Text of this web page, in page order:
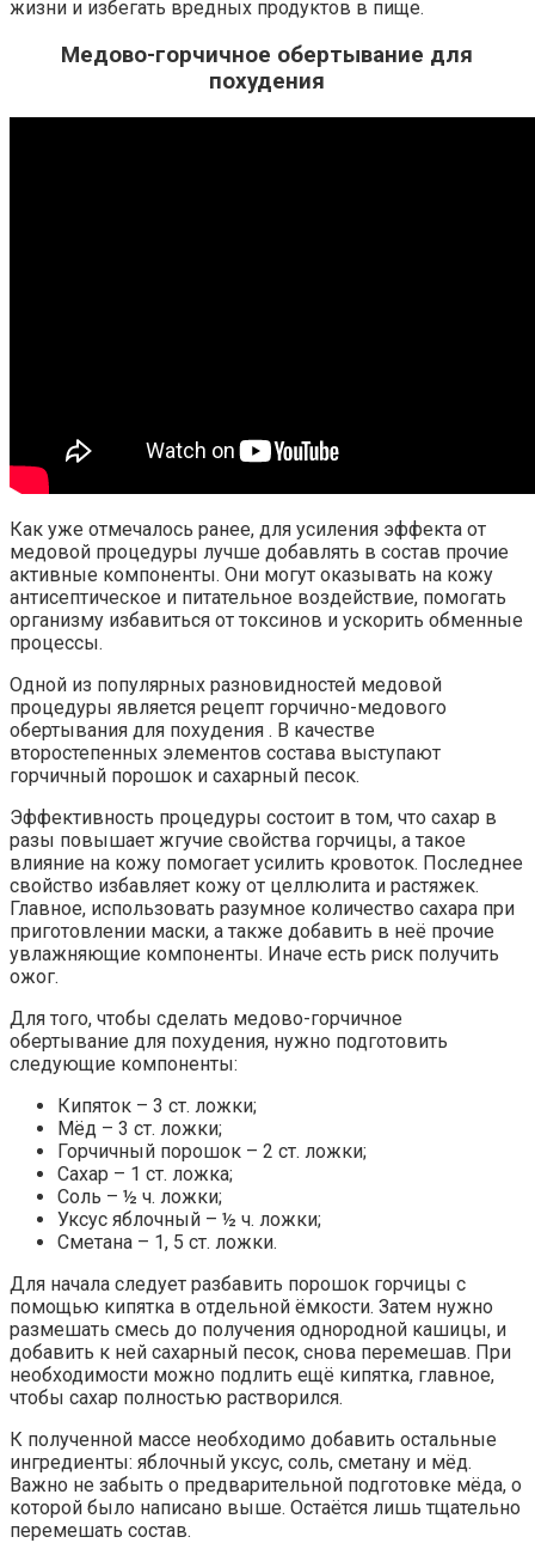
жизни и избегать вредных продуктов в пище.
Медово-горчичное обертывание для
похудения
Как уже отмечалось ранее, для усиления эффекта от
медовой процедуры лучше добавлять в состав прочие
активные компоненты. Они могут оказывать на кожу
антисептическое и питательное воздействие, помогать
организму избавиться от токсинов и ускорить обменные
процессы.
Одной из популярных разновидностей медовой
процедуры является рецепт горчично-медового
обертывания для похудения . В качестве
второстепенных элементов состава выступают
горчичный порошок и сахарный песок.
Эффективность процедуры состоит в том, что сахар в
разы повышает жгучие свойства горчицы, а такое
влияние на кожу помогает усилить кровоток. Последнее
свойство избавляет кожу от целлюлита и растяжек.
Главное, использовать разумное количество сахара при
приготовлении маски, а также добавить в неё прочие
увлажняющие компоненты. Иначе есть риск получить
ожог.
Для того, чтобы сделать медово-горчичное
обертывание для похудения, нужно подготовить
следующие компоненты:
Кипяток – 3 ст. ложки;
Мёд – 3 ст. ложки;
Горчичный порошок – 2 ст. ложки;
Сахар – 1 ст. ложка;
Соль – ½ ч. ложки;
Уксус яблочный – ½ ч. ложки;
Сметана – 1, 5 ст. ложки.
Для начала следует разбавить порошок горчицы с
помощью кипятка в отдельной ёмкости. Затем нужно
размешать смесь до получения однородной кашицы, и
добавить к ней сахарный песок, снова перемешав. При
необходимости можно подлить ещё кипятка, главное,
чтобы сахар полностью растворился.
К полученной массе необходимо добавить остальные
ингредиенты: яблочный уксус, соль, сметану и мёд.
Важно не забыть о предварительной подготовке мёда, о
которой было написано выше. Остаётся лишь тщательно
перемешать состав.